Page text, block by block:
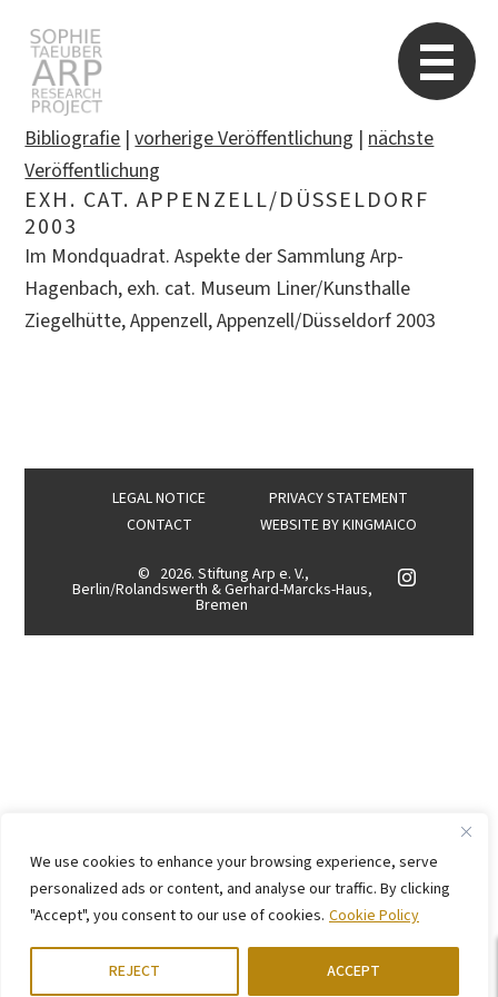
We use cookies to enhance your browsing experience, serve
personalized ads or content, and analyse our traffic. By clicking
"Accept", you consent to our use of cookies. Cookie Policy
REJECT ACCEPT
Search
for:
Bibliografie|vorherige Veröffentlichung |nächste
Veröffentlichung
EXH. CAT. APPENZELL/DÜSSELDORF
2003
Im Mondquadrat. Aspekte der Sammlung Arp-
Hagenbach, exh. cat. Museum Liner/Kunsthalle
Ziegelhütte, Appenzell, Appenzell/Düsseldorf 2003
LEGAL NOTICE
PRIVACY STATEMENT
CONTACT
WEBSITE BYKINGMAICO
© 2026. Stiftung Arp e. V.,
Berlin/Rolandswerth & Gerhard-Marcks-Haus,
Bremen